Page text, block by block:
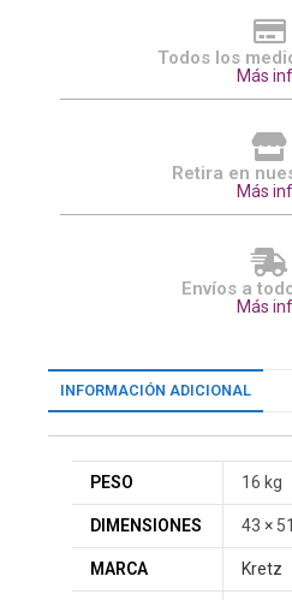
Todos los
Más
Retira en
Más
Envíos a
Más
INFORMACIÓN ADICIONAL
PESO 16 kg
DIMENSIONES 43 ×
MARCA Kretz